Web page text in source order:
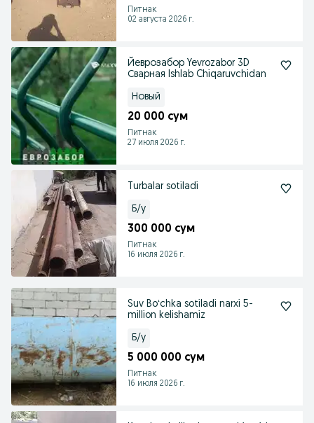
Питнак
02 августа 2026 г.
Йеврозабор Yevrozabor 3D
Сварная Ishlab Chiqaruvchidan
Новый
20 000 сум
Питнак
27 июля 2026 г.
Turbalar sotiladi
Б/у
300 000 сум
Питнак
16 июля 2026 г.
Suv Boʻchka sotiladi narxi 5-
million kelishamiz
Б/у
5 000 000 сум
Питнак
16 июля 2026 г.